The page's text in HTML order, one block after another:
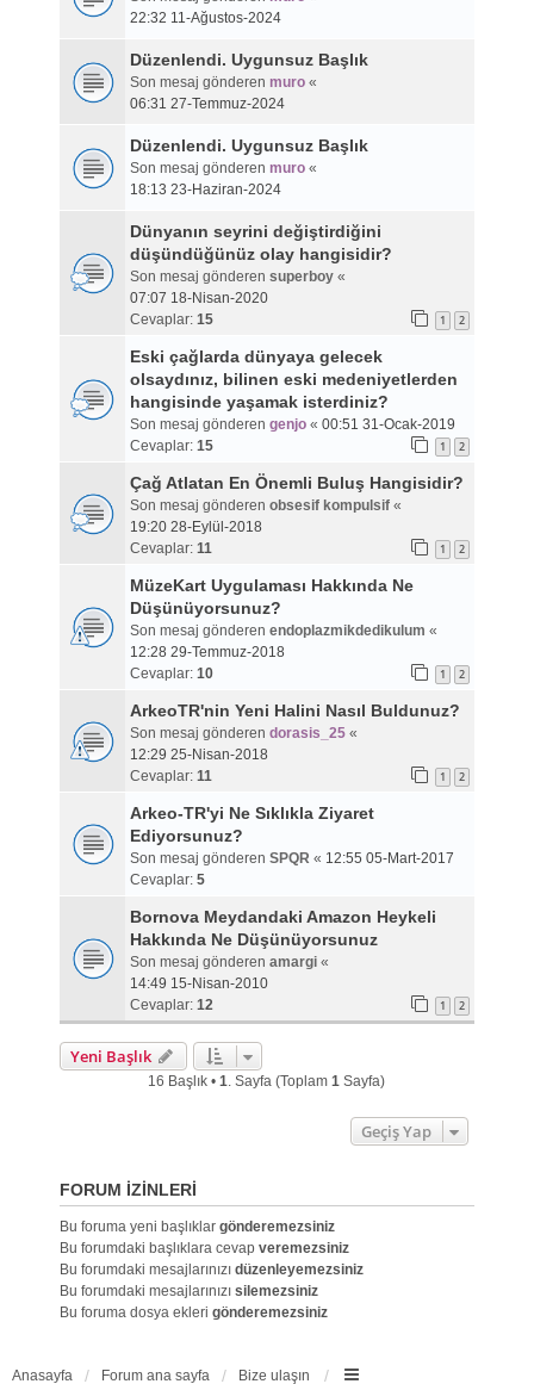
22:32 11-Ağustos-2024
Düzenlendi. Uygunsuz Başlık
Son mesaj gönderen muro«
06:31 27-Temmuz-2024
Düzenlendi. Uygunsuz Başlık
Son mesaj gönderen muro«
18:13 23-Haziran-2024
Dünyanın seyrini değiştirdiğini
düşündüğünüz olay hangisidir?
Son mesaj gönderen superboy«
07:07 18-Nisan-2020
Cevaplar: 15 1 2
Eski çağlarda dünyaya gelecek
olsaydınız, bilinen eski medeniyetlerden
hangisinde yaşamak isterdiniz?
Son mesaj gönderen genjo« 00:51 31-Ocak-2019
Cevaplar: 15 1 2
Çağ Atlatan En Önemli Buluş Hangisidir?
Son mesaj gönderen obsesif kompulsif«
19:20 28-Eylül-2018
Cevaplar: 11 1 2
MüzeKart Uygulaması Hakkında Ne
Düşünüyorsunuz?
Son mesaj gönderen endoplazmikdedikulum «
12:28 29-Temmuz-2018
Cevaplar: 10 1 2
ArkeoTR'nin Yeni Halini Nasıl Buldunuz?
Son mesaj gönderen dorasis_25«
12:29 25-Nisan-2018
Cevaplar: 11 1 2
Arkeo-TR'yi Ne Sıklıkla Ziyaret
Ediyorsunuz?
Son mesaj gönderen SPQR « 12:55 05-Mart-2017
Cevaplar: 5
Bornova Meydandaki Amazon Heykeli
Hakkında Ne Düşünüyorsunuz
Son mesaj gönderen amargi«
14:49 15-Nisan-2010
Cevaplar: 12 1 2
Yeni Başlık
16 Başlık •1. Sayfa (Toplam1 Sayfa)
Geçiş Yap
FORUM IZINLERI
Bu foruma yeni başlıklar gönderemezsiniz
Bu forumdaki başlıklara cevap veremezsiniz
Bu forumdaki mesajlarınızı düzenleyemezsiniz
Bu forumdaki mesajlarınızı silemezsiniz
Bu foruma dosya ekleri gönderemezsiniz
Anasayfa Forum ana sayfa Bize ulaşın